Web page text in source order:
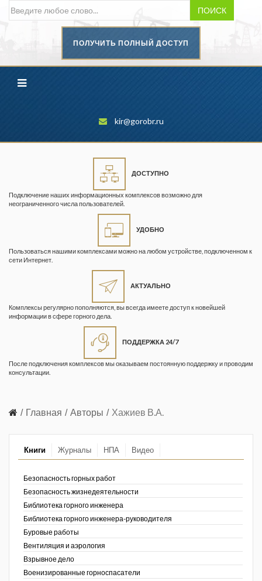
ПОИСК
ПОЛУЧИТЬ ПОЛНЫЙ ДОСТУП
kir@gorobr.ru
ДОСТУПНО
Подключение наших информационных комплексов возможно для
неограниченного числа пользователей.
УДОБНО
Пользоваться нашими комплексами можно на любом устройстве, подключенном к
сети Интернет.
АКТУАЛЬНО
Комплексы регулярно пополняются, вы всегда имеете доступ к новейшей
информации в сфере горного дела.
ПОДДЕРЖКА 24/7
После подключения комплексов мы оказываем постоянную поддержку и проводим
консультации.
Главная Авторы Хажиев В.А.
Книги Журналы НПА Видео
Безопасность горных работ
Безопасность жизнедеятельности
Библиотека горного инженера
Библиотека горного инженера-руководителя
Буровые работы
Вентиляция и аэрология
Взрывное дело
Военизированные горноспасатели
промышленности
Геопрофи
Горнопромышленные ведомости
Кузбасса. Информационный
безопасность»
Информационный бюллетень
атомному надзору
Маркшейдерия и недропользование
Медицина катастроф
Минеральные ресурсы России
Нефтегазовые технологии